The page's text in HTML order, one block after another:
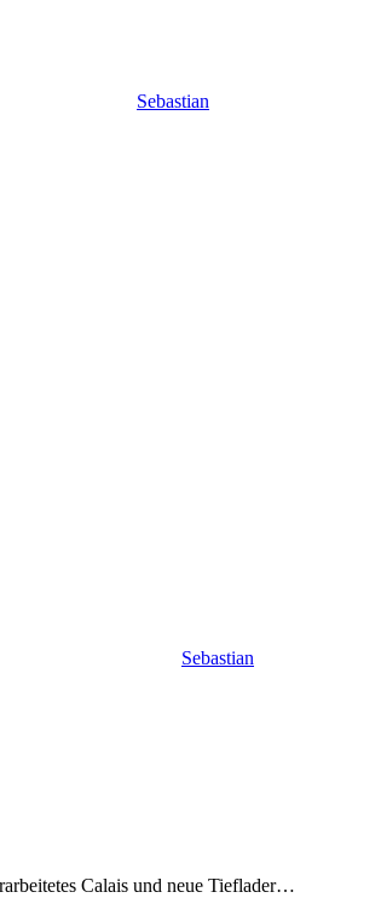
Sebastian
Sebastian
Calais und neue Tieflader…